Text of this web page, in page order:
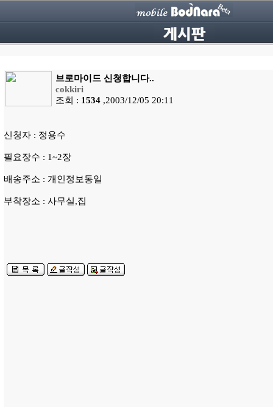
브로마이드 신청합니다..
cokkiri
조회 : 1534 ,2003/12/05 20:11
신청자 : 정용수
필요장수 : 1~2장
배송주소 : 개인정보동일
부착장소 : 사무실,집